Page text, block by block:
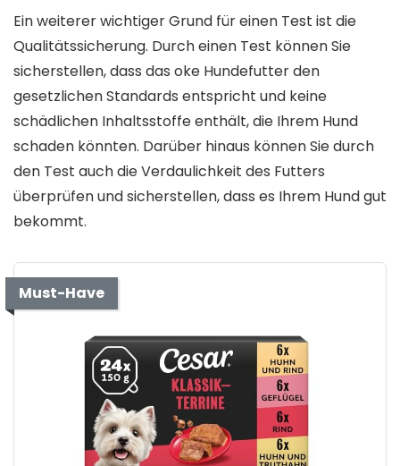
Ein weiterer wichtiger Grund für einen Test ist die
Qualitätssicherung. Durch einen Test können Sie
sicherstellen, dass das oke Hundefutter den
gesetzlichen Standards entspricht und keine
schädlichen Inhaltsstoffe enthält, die Ihrem Hund
schaden könnten. Darüber hinaus können Sie durch
den Test auch die Verdaulichkeit des Futters
überprüfen und sicherstellen, dass es Ihrem Hund gut
bekommt.
Must-Have